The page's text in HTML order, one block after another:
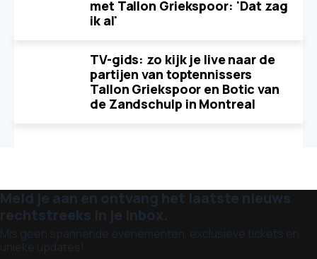
met Tallon Griekspoor: 'Dat zag
ik al'
TV-gids: zo kijk je live naar de
partijen van toptennissers
Tallon Griekspoor en Botic van
de Zandschulp in Montreal
Meld je aan en ontvang het laatste nieuws
rechtstreeks in je inbox.
Mis geen spannende evenementen, exclusieve tickets en
unieke updates!